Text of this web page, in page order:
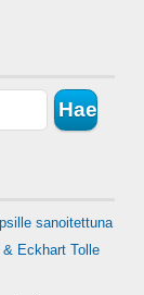
sanoitettuna
Eckhart Tolle